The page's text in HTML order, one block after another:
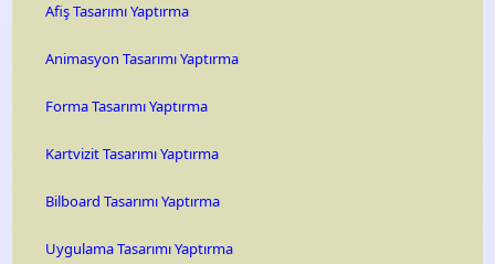
Afiş Tasarımı Yaptırma
Animasyon Tasarımı Yaptırma
Forma Tasarımı Yaptırma
Kartvizit Tasarımı Yaptırma
Bilboard Tasarımı Yaptırma
Uygulama Tasarımı Yaptırma